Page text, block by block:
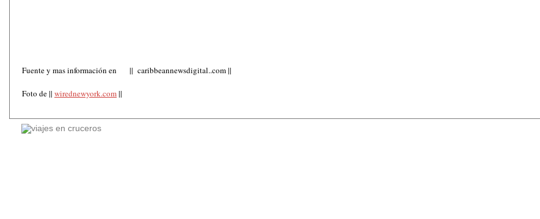
Fuente y mas información en || caribbeannewsdigital..com ||
Foto de || wirednewyork.com||